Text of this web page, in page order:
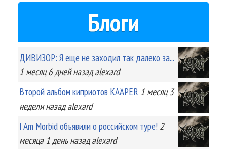
Блоги
ДИВИЗОР: Я еще не заходил так далеко за...
1 месяц 6 днейназад alexard
Второй альбом киприотов KA'APER 1 месяц 3
неделиназад alexard
I Am Morbid объявили о российском туре! 2
месяца 1 деньназад alexard